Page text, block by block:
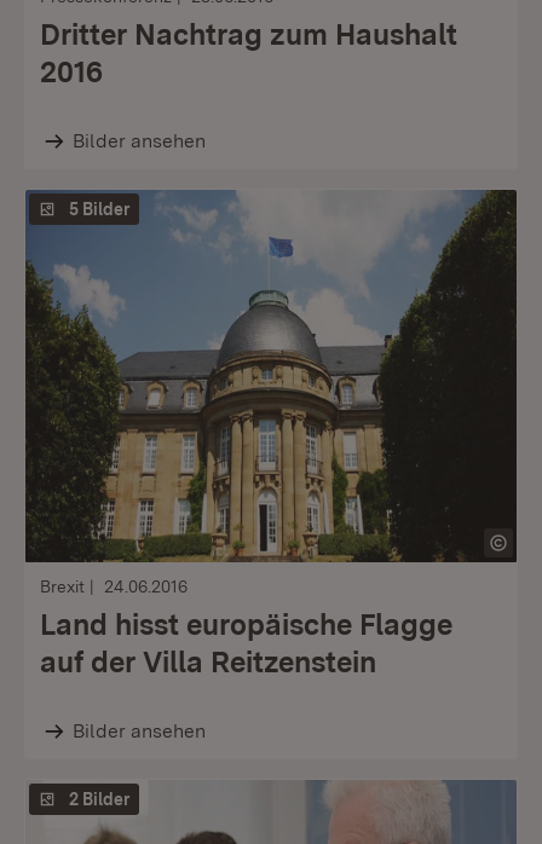
Dritter Nachtrag zum Haushalt
2016
Bilder ansehen
5 Bilder
Brexit 24.06.2016
Land hisst europäische Flagge
auf der Villa Reitzenstein
Bilder ansehen
2 Bilder